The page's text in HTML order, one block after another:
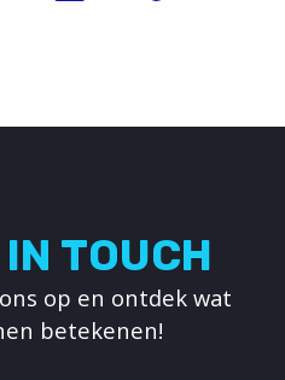
TOUCH
op en ontdek wat
betekenen!